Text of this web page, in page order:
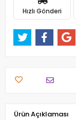
Hızlı Gönderi
Ürün Açıklaması